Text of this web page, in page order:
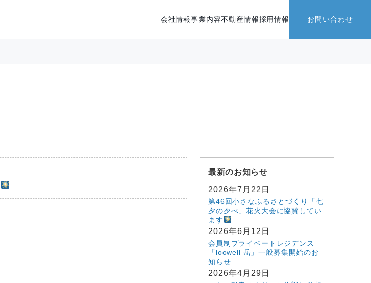
会社情報事業内容不動産情報採用情報 お問い合わせ
最新のお知らせ
2026年7月22日
第46回小さなふるさとづくり「七
夕の夕べ」花火大会に協賛してい
ます
2026年6月12日
会員制プライベートレジデンス
「loowell 岳」一般募集開始のお
知らせ
2026年4月29日